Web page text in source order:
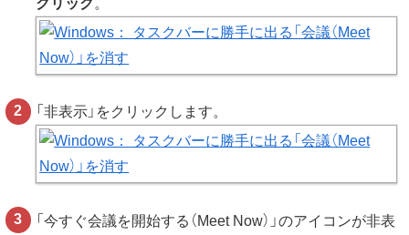
クリック 。
「非表示」をクリックします。
「今すぐ会議を開始する（Meet Now）」のアイコンが非表